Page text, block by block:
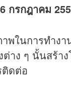
กรกฎาคม
พในการทำงา
าง ๆ นั้นสร้าง
ติดต่อ